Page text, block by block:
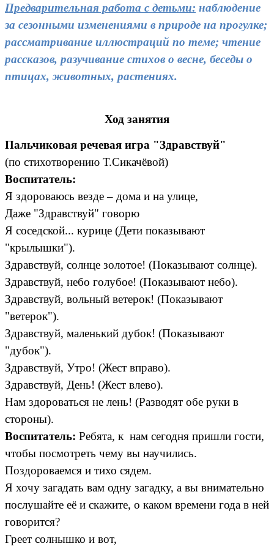
Предварительная работа с детьми: наблюдение
за сезонными изменениями в природе на прогулке;
рассматривание иллюстраций по теме; чтение
рассказов, разучивание стихов о весне, беседы о
птицах, животных, растениях.
Ход занятия
Пальчиковая речевая игра "Здравствуй"
(по стихотворению Т.Сикачёвой)
Воспитатель:
Я здороваюсь везде – дома и на улице,
Даже "Здравствуй" говорю
Я соседской... курице (Дети показывают
"крылышки").
Здравствуй, солнце золотое! (Показывают солнце).
Здравствуй, небо голубое! (Показывают небо).
Здравствуй, вольный ветерок! (Показывают
"ветерок").
Здравствуй, маленький дубок! (Показывают
"дубок").
Здравствуй, Утро! (Жест вправо).
Здравствуй, День! (Жест влево).
Нам здороваться не лень! (Разводят обе руки в
стороны).
Воспитатель: Ребята, к нам сегодня пришли гости,
чтобы посмотреть чему вы научились.
Поздороваемся и тихо сядем.
Я хочу загадать вам одну загадку, а вы внимательно
послушайте её и скажите, о каком времени года в ней
говорится?
Греет солнышко и вот,